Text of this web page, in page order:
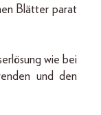
Blätter parat
wie bei
und den